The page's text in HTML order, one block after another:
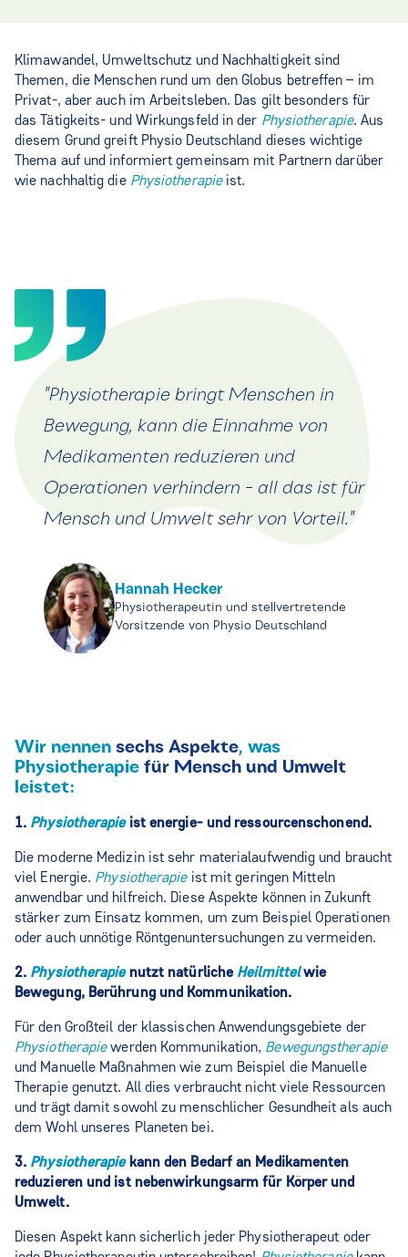
Klimawandel, Umweltschutz und Nachhaltigkeit sind
Themen, die Menschen rund um den Globus betreffen – im
Privat-, aber auch im Arbeitsleben. Das gilt besonders für
das Tätigkeits- und Wirkungsfeld in der Physiotherapie. Aus
diesem Grund greift Physio Deutschland dieses wichtige
Thema auf und informiert gemeinsam mit Partnern darüber
wie nachhaltig die Physiotherapieist.
"Physiotherapie bringt Menschen in
Bewegung, kann die Einnahme von
Medikamenten reduzieren und
Operationen verhindern - all das ist für
Mensch und Umwelt sehr von Vorteil."
Hannah Hecker
Physiotherapeutin und stellvertretende
Vorsitzende von Physio Deutschland
Wir nennen sechs Aspekte, was
Physiotherapie für Mensch und Umwelt
leistet:
1. Physiotherapieist energie- und ressourcenschonend.
Die moderne Medizin ist sehr materialaufwendig und braucht
viel Energie. Physiotherapieist mit geringen Mitteln
anwendbar und hilfreich. Diese Aspekte können in Zukunft
stärker zum Einsatz kommen, um zum Beispiel Operationen
oder auch unnötige Röntgenuntersuchungen zu vermeiden.
2. Physiotherapienutzt natürliche Heilmittelwie
Bewegung, Berührung und Kommunikation.
Für den Großteil der klassischen Anwendungsgebiete der
Physiotherapiewerden Kommunikation, Bewegungstherapie
und Manuelle Maßnahmen wie zum Beispiel die Manuelle
Therapie genutzt. All dies verbraucht nicht viele Ressourcen
und trägt damit sowohl zu menschlicher Gesundheit als auch
dem Wohl unseres Planeten bei.
3. Physiotherapiekann den Bedarf an Medikamenten
reduzieren und ist nebenwirkungsarm für Körper und
Umwelt.
Diesen Aspekt kann sicherlich jeder Physiotherapeut oder